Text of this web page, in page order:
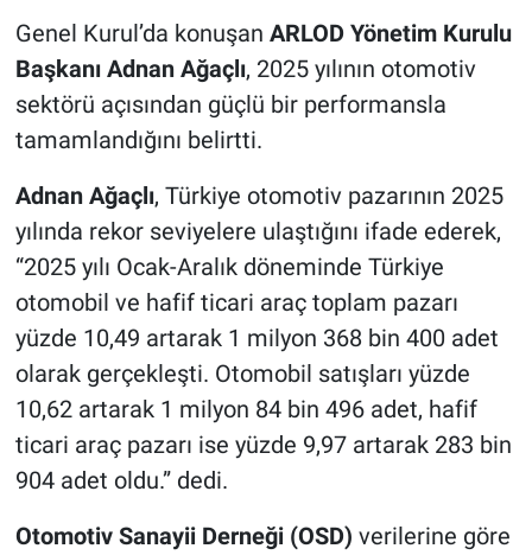
Genel Kurul’da konuşan ARLOD Yönetim Kurulu
Başkanı Adnan Ağaçlı, 2025 yılının otomotiv
sektörü açısından güçlü bir performansla
tamamlandığını belirtti.
Adnan Ağaçlı, Türkiye otomotiv pazarının 2025
yılında rekor seviyelere ulaştığını ifade ederek,
“2025 yılı Ocak-Aralık döneminde Türkiye
otomobil ve hafif ticari araç toplam pazarı
yüzde 10,49 artarak 1 milyon 368 bin 400 adet
olarak gerçekleşti. Otomobil satışları yüzde
10,62 artarak 1 milyon 84 bin 496 adet, hafif
ticari araç pazarı ise yüzde 9,97 artarak 283 bin
904 adet oldu.” dedi.
Otomotiv Sanayii Derneği (OSD) verilerine göre